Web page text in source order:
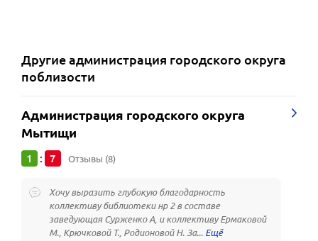
Другиеадминистрация городского округа
поблизости
Администрация городского округа
Мытищи
1 : 7 Отзывы (8)
Хочу выразить глубокую благодарность
коллективу библиотеки нр 2 в составе
заведующая Сурженко А, и коллективу Ермаковой
М., Крючковой Т., Родионовой Н. За...